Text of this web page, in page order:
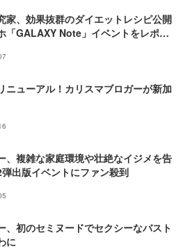
家、効果抜群のダイエットレシピ公開
「GALAXY Note」イベントをレポー
ニューアル！カリスマブロガーが新加
、複雑な家庭環境や壮絶なイジメを告
出版イベントにファン殺到
、初のセミヌードでセクシーなバスト
に